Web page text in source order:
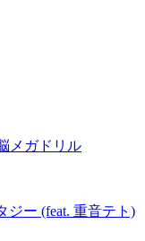
メガドリル
ジー (feat. 重音テト)